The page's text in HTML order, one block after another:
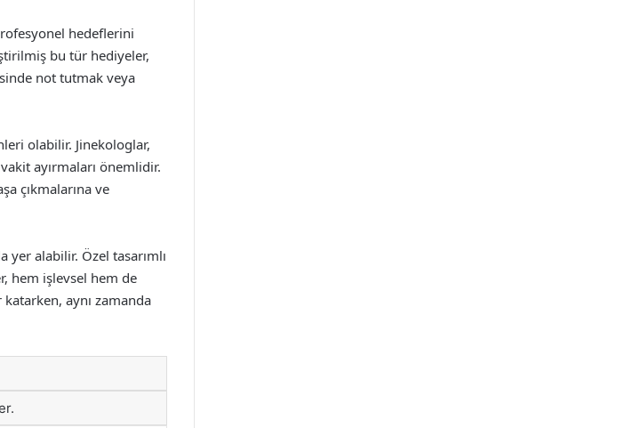
hedeflerini
bu tür hediyeler,
not tutmak veya
olabilir. Jinekologlar,
ayırmaları önemlidir.
çıkmalarına ve
alabilir. Özel tasarımlı
hem işlevsel hem de
aynı zamanda